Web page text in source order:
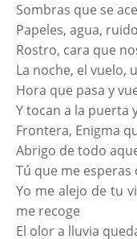
Sombras que se
Papeles, agua,
Rostro, cara que
La noche, el vuelo,
Hora que pasa y
Y tocan a la puerta
Frontera, Enigma
Abrigo de todo
Tú que me
Yo me alejo de tu
me recoge
El olor a lluvia